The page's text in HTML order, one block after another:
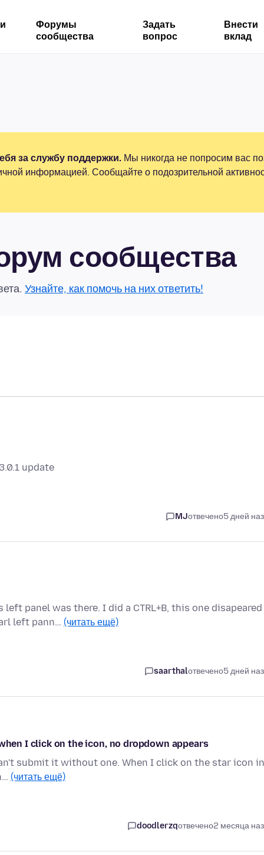
Форумы
сообщества
Задать
вопрос
Внести
вклад
за службу поддержки. Мы никогда не попросим вас
информацией. Сообщайте о подозрительной
сообщества
Узнайте, как помочь на них ответить!
update
MJотвечено5 дней
panel was there. I did a CTRL+B, this one disapeared
left pann… (читать ещё)
saarthalотвечено5 дней
I click on the icon, no dropdown appears
submit it without one. When I click on the star icon in
(читать ещё)
doodlerzqотвечено2 месяца